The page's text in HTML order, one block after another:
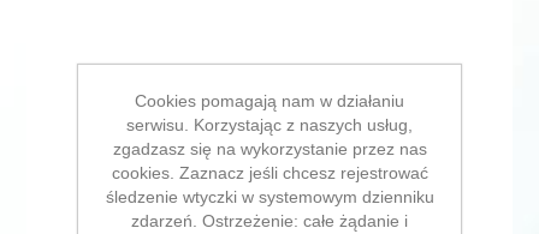
Cookies pomagają nam w działaniu
serwisu. Korzystając z naszych usług,
zgadzasz się na wykorzystanie przez nas
cookies. Zaznacz jeśli chcesz rejestrować
śledzenie wtyczki w systemowym dzienniku
zdarzeń. Ostrzeżenie: całe żądanie i